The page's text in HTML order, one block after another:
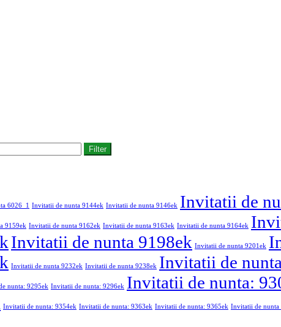
Filter
6026_1 Invitatii de nunta 9144ek Invitatii de nunta 9146ek Invitatii de
9159ek Invitatii de nunta 9162ek Invitatii de nunta 9163ek Invitatii de nunta 9164ek
Invitatii de nunta 9198ek Invitatii de nunta 9201ek
Invitatii de nunta 9232ek Invitatii de nunta 9238ek Invitatii de
nunta: 9295ek Invitatii de nunta: 9296ek Invitatii de nunta:
Invitatii de nunta: 9354ek Invitatii de nunta: 9363ek Invitatii de nunta: 9365ek Invitatii de nunta